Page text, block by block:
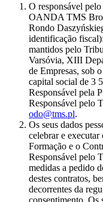
O responsável pelo
OANDA TMS
Rondo
identificação
mantidos pelo
Varsóvia, XIII
de Empresas, sob
capital social de 3
Responsável pela
Responsável pelo
odo@tms.pl.
Os seus dados
celebrar e
Formação e o
Responsável pelo
medidas a pedido
destes contratos,
decorrentes da
consentimento. Os